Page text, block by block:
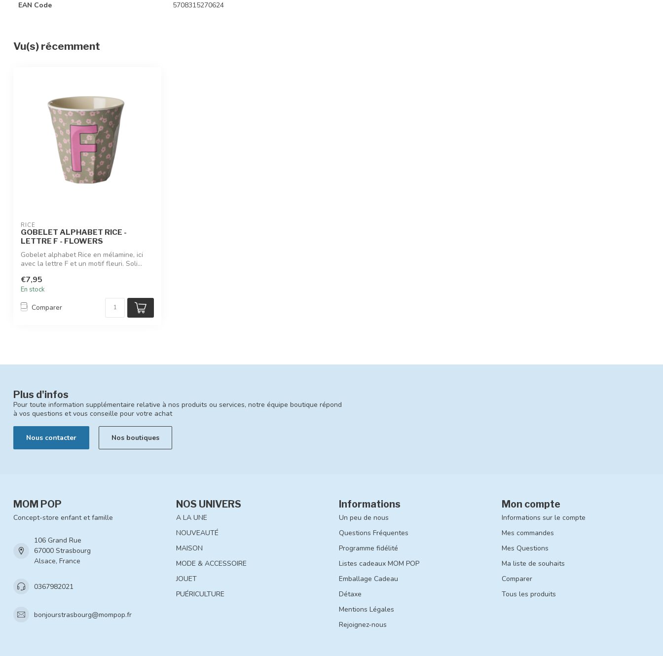
EAN Code 5708315270624
Vu(s) récemment
RICE
GOBELET ALPHABET RICE -
LETTRE F - FLOWERS
Gobelet alphabet Rice en mélamine, ici
avec la lettre F et un motif fleuri. Soli...
€7,95
En stock
Comparer
Plus d'infos
Pour toute information supplémentaire relative à nos produits ou services, notre équipe boutique répond
à vos questions et vous conseille pour votre achat
Nous contacter Nos boutiques
MOM POP
Concept-store enfant et famille
106 Grand Rue
67000 Strasbourg
Alsace, France
0367982021
bonjourstrasbourg@mompop.fr
NOS UNIVERS
A LA UNE
NOUVEAUTÉ
MAISON
MODE & ACCESSOIRE
JOUET
PUÉRICULTURE
Informations
Un peu de nous
Questions Fréquentes
Programme fidélité
Listes cadeaux MOM POP
Emballage Cadeau
Détaxe
Mentions Légales
Rejoignez-nous
Mon compte
Informations sur le compte
Mes commandes
Mes Questions
Ma liste de souhaits
Comparer
Tous les produits